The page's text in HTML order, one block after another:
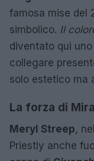
famosa mise del
simbolico. Il
diventato qui
collegare
solo estetico ma
La forza di
Meryl Streep,
Priestly anche